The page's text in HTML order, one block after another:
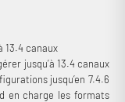
13.4 canaux
jusqu’à 13.4 canaux
jusqu’en 7.4.6
en charge les formats